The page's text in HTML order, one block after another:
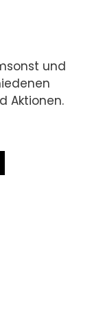
und
Aktionen.